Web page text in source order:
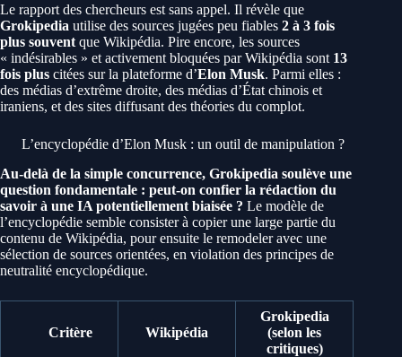
Le rapport des chercheurs est sans appel. Il révèle que
Grokipedia utilise des sources jugées peu fiables 2 à 3 fois
plus souvent que Wikipédia. Pire encore, les sources
« indésirables » et activement bloquées par Wikipédia sont 13
fois plus citées sur la plateforme d’Elon Musk. Parmi elles :
des médias d’extrême droite, des médias d’État chinois et
iraniens, et des sites diffusant des théories du complot.
L’encyclopédie d’Elon Musk : un outil de manipulation ?
Au-delà de la simple concurrence, Grokipedia soulève une
question fondamentale : peut-on confier la rédaction du
savoir à une IA potentiellement biaisée ? Le modèle de
l’encyclopédie semble consister à copier une large partie du
contenu de Wikipédia, pour ensuite le remodeler avec une
sélection de sources orientées, en violation des principes de
neutralité encyclopédique.
Critère Wikipédia
Grokipedia
(selon les
critiques)